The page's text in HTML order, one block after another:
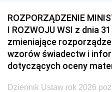
ROZPORZĄDZENIE
I ROZWOJU WSI z dnia
zmieniające
wzorów świadectw i
dotyczących oceny
Dziennik Ustaw rok 2026